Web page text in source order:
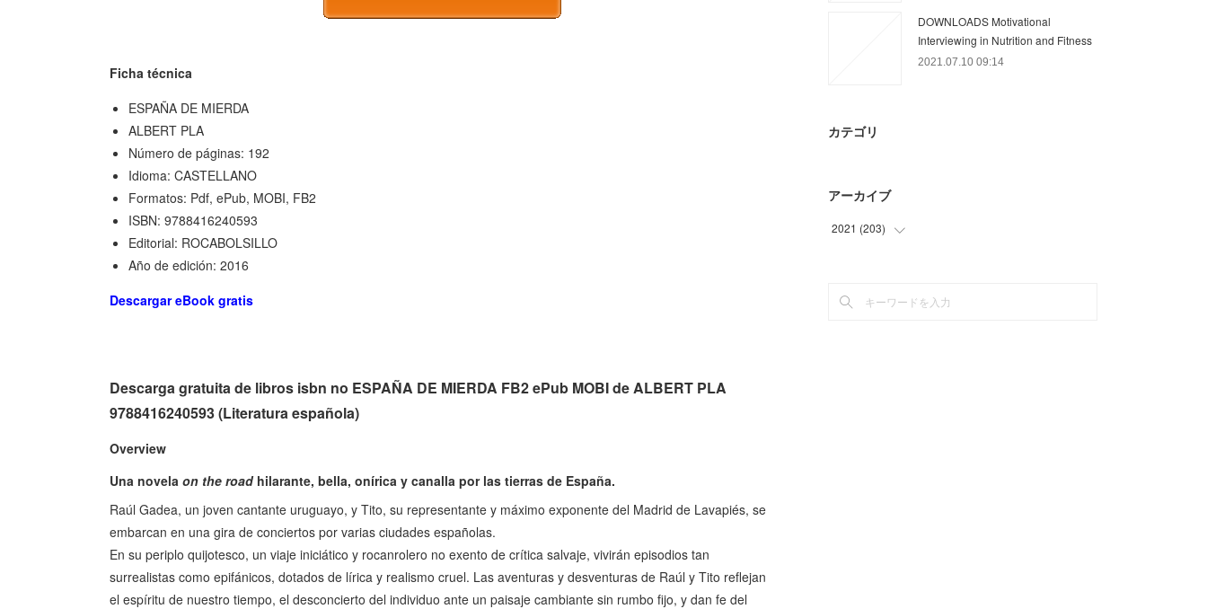
Ficha técnica
ESPAÑA DE MIERDA
ALBERT PLA
Número de páginas: 192
Idioma: CASTELLANO
Formatos: Pdf, ePub, MOBI, FB2
ISBN: 9788416240593
Editorial: ROCABOLSILLO
Año de edición: 2016
Descargar eBook gratis
Descarga gratuita de libros isbn no ESPAÑA DE MIERDA FB2 ePub MOBI de ALBERT PLA
9788416240593 (Literatura española)
Overview
Una novela on the roadhilarante, bella, onírica y canalla por las tierras de España.
Raúl Gadea, un joven cantante uruguayo, y Tito, su representante y máximo exponente del Madrid de Lavapiés, se
embarcan en una gira de conciertos por varias ciudades españolas.
En su periplo quijotesco, un viaje iniciático y rocanrolero no exento de crítica salvaje, vivirán episodios tan
surrealistas como epifánicos, dotados de lírica y realismo cruel. Las aventuras y desventuras de Raúl y Tito reflejan
el espíritu de nuestro tiempo, el desconcierto del individuo ante un paisaje cambiante sin rumbo fijo, y dan fe del
DOWNLOADS Motivational
Interviewing in Nutrition and Fitness
2021.07.10 09:14
カテゴリ
アーカイブ
2021 (203)
(